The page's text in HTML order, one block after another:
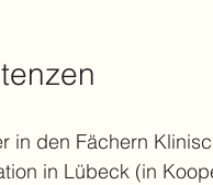
in den Fächern
in Lübeck (in